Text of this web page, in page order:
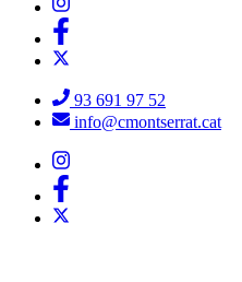
93 691 97 52
info@cmontserrat.cat